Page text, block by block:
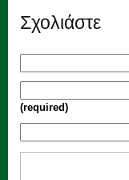
Σχολιάστε
(required)